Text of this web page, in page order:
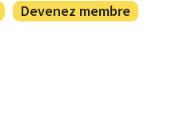
Devenez membre